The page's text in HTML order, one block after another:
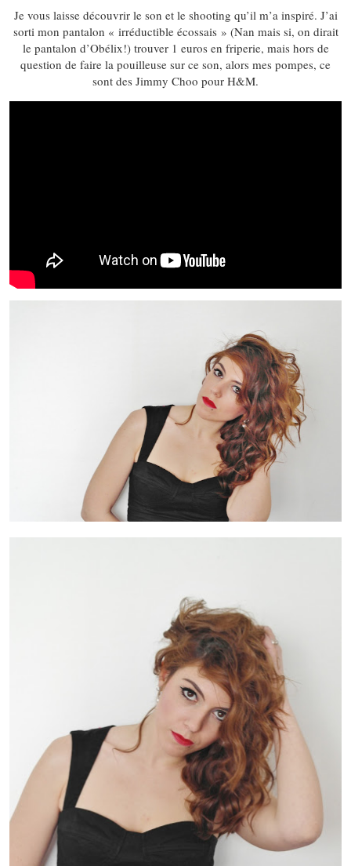
Je vous laisse découvrir le son et le shooting qu’il m’a inspiré. J’ai
sorti mon pantalon « irréductible écossais » (Nan mais si, on dirait
le pantalon d’Obélix!) trouver 1 euros en friperie, mais hors de
question de faire la pouilleuse sur ce son, alors mes pompes, ce
sont des Jimmy Choo pour H&M.